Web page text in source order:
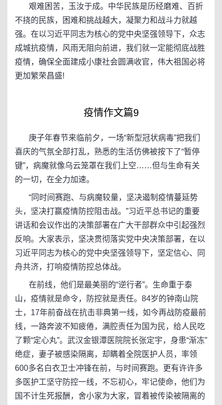
艰难困苦，玉汝于成。中华民族是历经磨难、百折
不挠的民族，困难和挑战越大，凝聚力和战斗力就越
强。在以习近平同志为核心的党中央坚强领导下，众志
成城抗疫情，风雨无阻向前进，我们就一定能彻底战胜
疫情，确保全面建成小康社会圆满收官，伟大祖国必将
更加繁荣昌盛!
疫情作文篇9
庚子年春节来临前夕，一场“新型冠状病毒”把我们
喜庆的气氛全部打乱，熟悉的生活仿佛被按下了“暂停
键”，病魔就像乌云笼罩在我们上空……但与生命有关
的一切，在全力加速。
“同时间赛跑、与病魔较量，坚决遏制疫情蔓延势
头，坚决打赢疫情防控阻击战。”习近平总书记的重要
讲话和会议作出的决策部署在广大干部群众中引起强烈
反响。大家表示，坚决贯彻落实党中央决策部署，在以
习近平同志为核心的党中央坚强领导下，坚定信心、同
舟共济，打响疫情防控总体战。
在前线，他们是最美丽的“逆行者”。生命重于泰
山，疫情就是命令，防控就是责任。84岁的钟南山院
士，17年前奋战在抗击非典第一线，如今再战防疫最前
线，一路奔波不知疲倦，满腔责任为国为民，给人民吃
了颗“定心丸”。武汉金银潭医院院长张定宇，身患“渐冻”
绝症，妻子被感染隔离，却瞒着全院医护人员，率领
600多名白衣卫士冲锋在前，与时间赛跑。更有许许多
多医护工坚守防控一线，不忘初心，牢记使命，他们为
国不计生死报酬，舍小家为大家，冒着被传染被隔离的